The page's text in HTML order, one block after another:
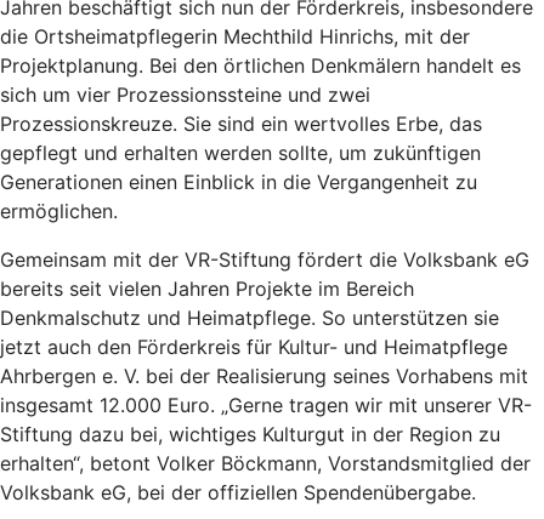
Jahren beschäftigt sich nun der Förderkreis, insbesondere
die Ortsheimatpflegerin Mechthild Hinrichs, mit der
Projektplanung. Bei den örtlichen Denkmälern handelt es
sich um vier Prozessionssteine und zwei
Prozessionskreuze. Sie sind ein wertvolles Erbe, das
gepflegt und erhalten werden sollte, um zukünftigen
Generationen einen Einblick in die Vergangenheit zu
ermöglichen.
Gemeinsam mit der VR-Stiftung fördert die Volksbank eG
bereits seit vielen Jahren Projekte im Bereich
Denkmalschutz und Heimatpflege. So unterstützen sie
jetzt auch den Förderkreis für Kultur- und Heimatpflege
Ahrbergen e. V. bei der Realisierung seines Vorhabens mit
insgesamt 12.000 Euro. „Gerne tragen wir mit unserer VR-
Stiftung dazu bei, wichtiges Kulturgut in der Region zu
erhalten“, betont Volker Böckmann, Vorstandsmitglied der
Volksbank eG, bei der offiziellen Spendenübergabe.